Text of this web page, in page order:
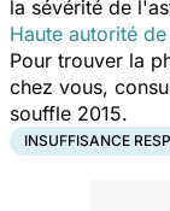
la sévérité de
Haute autorité
Pour trouver la
chez vous,
souffle 2015.
INSUFFISANCE